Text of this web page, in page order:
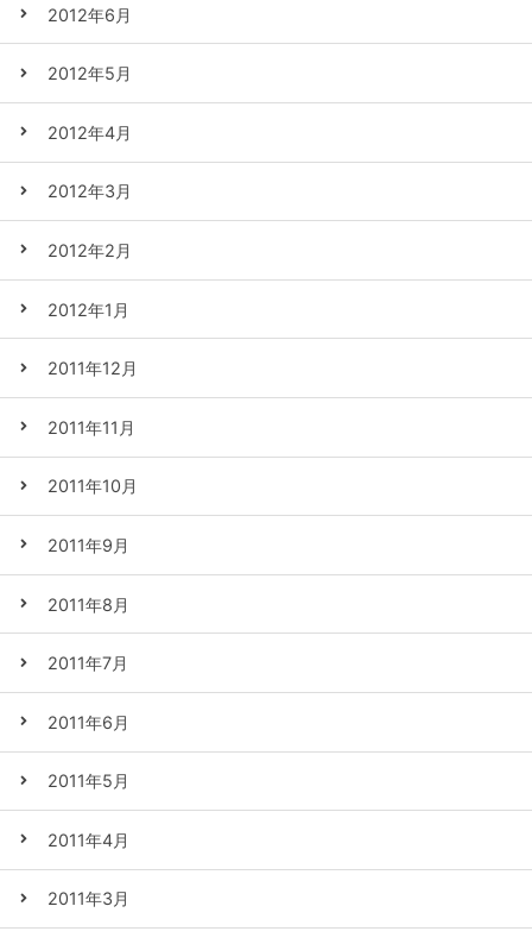
2012年6月
2012年5月
2012年4月
2012年3月
2012年2月
2012年1月
2011年12月
2011年11月
2011年10月
2011年9月
2011年8月
2011年7月
2011年6月
2011年5月
2011年4月
2011年3月